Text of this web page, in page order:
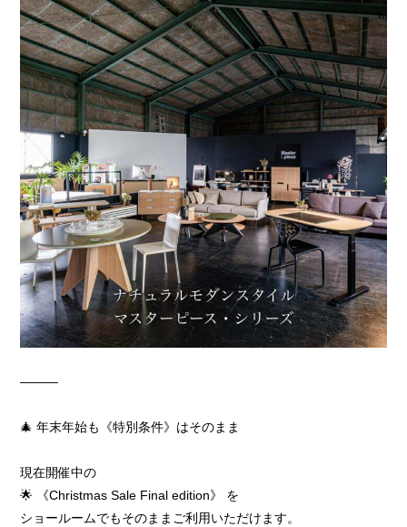
―――
🎄 年末年始も《特別条件》はそのまま
現在開催中の
🌟 《Christmas Sale Final edition》 を
ショールームでもそのままご利用いただけます。